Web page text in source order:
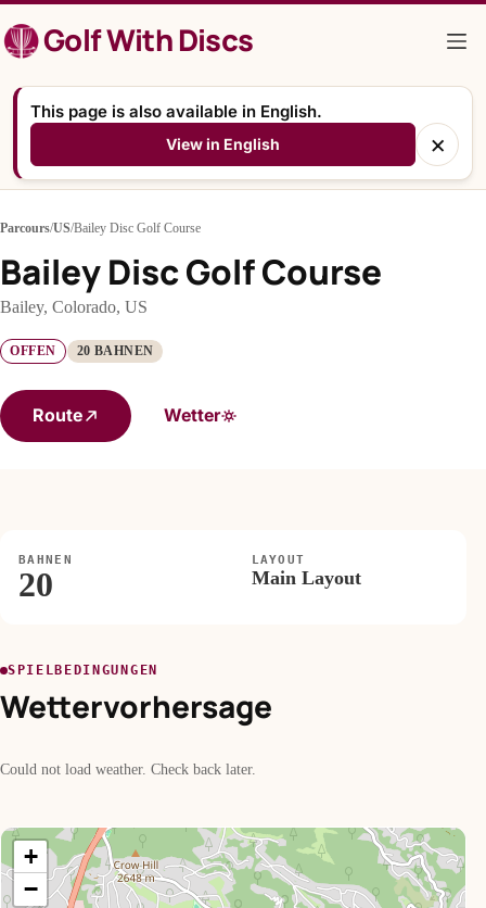
Inhalt
springenGolf With Discs
This page is also available in English.
View in English ×
Parcours/US/Bailey Disc Golf Course
Bailey Disc Golf Course
Bailey, Colorado, US
OFFEN 20 BAHNEN
Route Wetter
BAHNEN
20
LAYOUT
Main Layout
SPIELBEDINGUNGEN
Wettervorhersage
Could not load weather. Check back later.
+
−